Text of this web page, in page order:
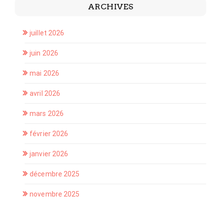
ARCHIVES
juillet 2026
juin 2026
mai 2026
avril 2026
mars 2026
février 2026
janvier 2026
décembre 2025
novembre 2025